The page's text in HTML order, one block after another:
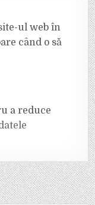
ul web în
când o să
a reduce